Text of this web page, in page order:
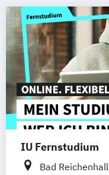
IU Fernstudium
Bad Reichenhall